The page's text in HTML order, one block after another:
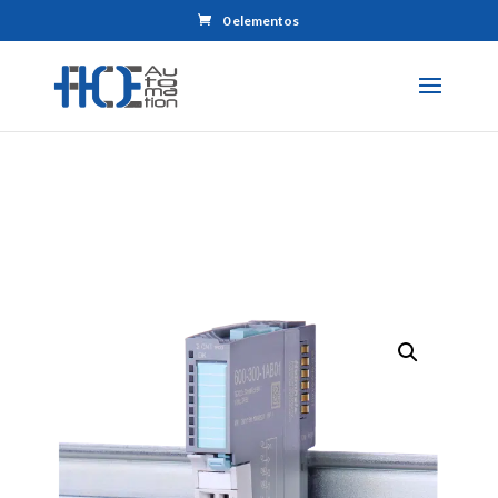
0 elementos